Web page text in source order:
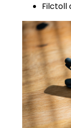
Filctoll